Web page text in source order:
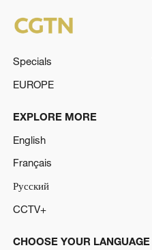
Specials
EUROPE
EXPLORE MORE
English
Français
Русский
CCTV+
CHOOSE YOUR LANGUAGE